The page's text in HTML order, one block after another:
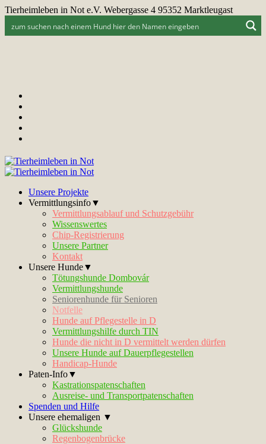
Tierheimleben in Not e.V. Webergasse 4 95352 Marktleugast
Unsere Projekte
Vermittlungsinfo▼
Vermittlungsablauf und Schutzgebühr
Wissenswertes
Chip-Registrierung
Unsere Partner
Kontakt
Unsere Hunde▼
Tötungshunde Dombovár
Vermittlungshunde
Seniorenhunde für Senioren
Notfelle
Hunde auf Pflegestelle in D
Vermittlungshilfe durch TIN
Hunde die nicht in D vermittelt werden dürfen
Unsere Hunde auf Dauerpflegestellen
Handicap-Hunde
Paten-Info▼
Kastrationspatenschaften
Ausreise- und Transportpatenschaften
Spenden und Hilfe
Unsere ehemaligen ▼
Glückshunde
Regenbogenbrücke